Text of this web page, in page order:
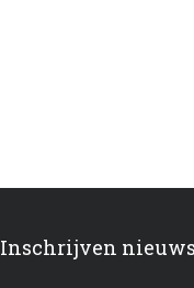
Inschrijven